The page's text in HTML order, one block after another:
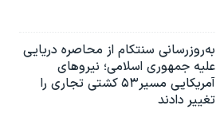
به‌روزرسانی سنتکام از محاصره دریایی
علیه جمهوری اسلامی؛ نیروهای
آمریکایی مسیر۵۳ کشتی تجاری را
تغییر دادند